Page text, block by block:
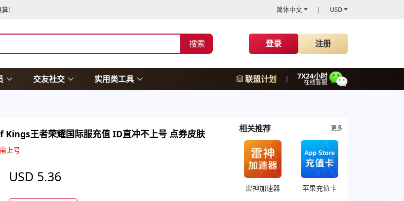
算! 简体中文 USD
搜索 登录 注册
交友社交 实用类工具 联盟计划 7X24小时
在线客服
王者荣耀国际服充值 ID直冲不上号 点券皮肤
上号
USD 5.36
相关推荐 更多
雷神加速器 苹果充值卡